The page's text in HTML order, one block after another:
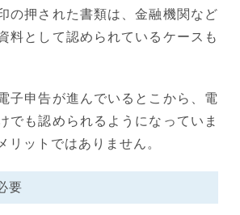
の押された書類は、金融機関など
料として認められているケースも
子申告が進んでいるとこから、電
でも認められるようになっていま
リットではありません。
要